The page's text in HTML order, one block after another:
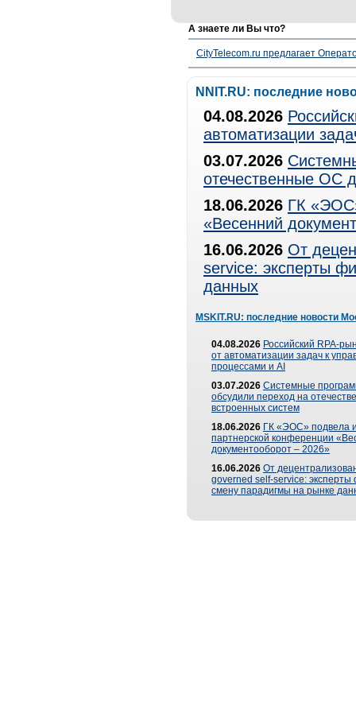
А знаете ли Вы что?
CityTelecom.ru предлагает
NNIT.RU: последние
04.08.2026
автоматизации
03.07.2026
отечественные ОС
18.06.2026 ГК
«Весенний
16.06.2026 От
service: эксперты
данных
MSKIT.RU: последние новости
04.08.2026 Российский RPA-
от автоматизации задач к
процессами и AI
03.07.2026 Системные
обсудили переход на
встроенных систем
18.06.2026 ГК «ЭОС» подвела
партнерской конференции
документооборот – 2026»
16.06.2026 От
governed self-service: эксперты
смену парадигмы на рынке